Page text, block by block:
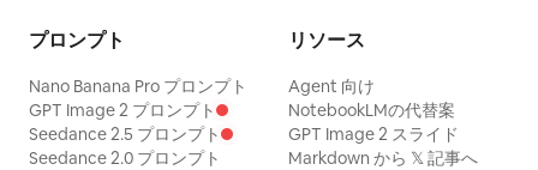
プロンプト
Nano Banana Pro プロンプト
GPT Image 2 プロンプト
Seedance 2.5 プロンプト
Seedance 2.0 プロンプト
リソース
Agent 向け
NotebookLMの代替案
GPT Image 2 スライド
Markdown から 𝕏 記事へ